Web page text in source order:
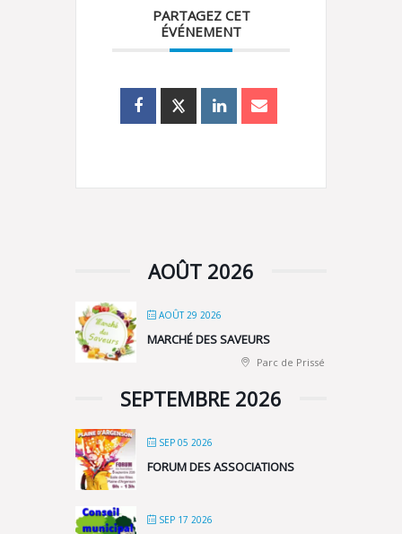
PARTAGEZ CET
ÉVÉNEMENT
AOÛT 2026
AOÛT 29 2026
MARCHÉ DES SAVEURS
Parc de Prissé
SEPTEMBRE 2026
SEP 05 2026
FORUM DES ASSOCIATIONS
SEP 17 2026